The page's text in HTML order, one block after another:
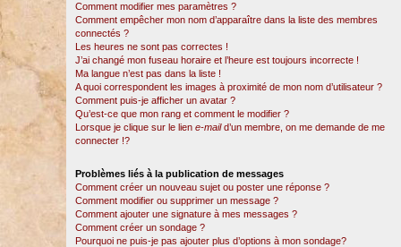
Comment modifier mes paramètres ?
Comment empêcher mon nom d’apparaître dans la liste des membres
connectés ?
Les heures ne sont pas correctes !
J’ai changé mon fuseau horaire et l’heure est toujours incorrecte !
Ma langue n’est pas dans la liste !
A quoi correspondent les images à proximité de mon nom d’utilisateur ?
Comment puis-je afficher un avatar ?
Qu’est-ce que mon rang et comment le modifier ?
Lorsque je clique sur le lien e-maild’un membre, on me demande de me
connecter !?
Problèmes liés à la publication de messages
Comment créer un nouveau sujet ou poster une réponse ?
Comment modifier ou supprimer un message ?
Comment ajouter une signature à mes messages ?
Comment créer un sondage ?
Pourquoi ne puis-je pas ajouter plus d’options à mon sondage?